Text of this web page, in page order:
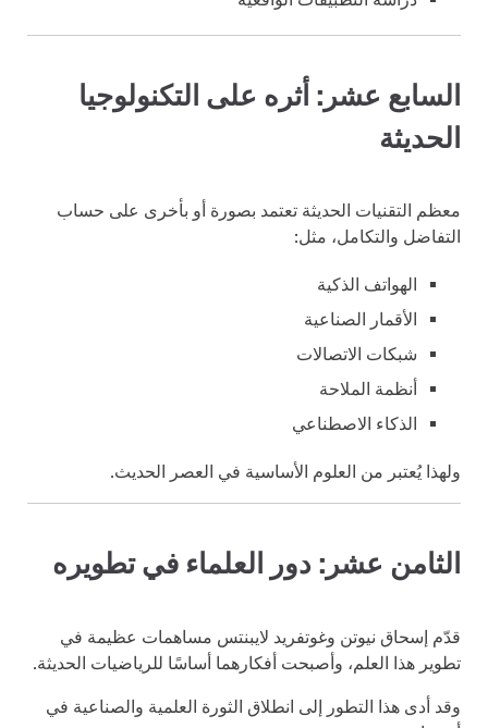
السابع عشر: أثره على التكنولوجيا
الحديثة
معظم التقنيات الحديثة تعتمد بصورة أو بأخرى على حساب
التفاضل والتكامل، مثل:
الهواتف الذكية
الأقمار الصناعية
شبكات الاتصالات
أنظمة الملاحة
الذكاء الاصطناعي
ولهذا يُعتبر من العلوم الأساسية في العصر الحديث.
الثامن عشر: دور العلماء في تطويره
قدّم إسحاق نيوتن وغوتفريد لايبنتس مساهمات عظيمة في
تطوير هذا العلم، وأصبحت أفكارهما أساسًا للرياضيات الحديثة.
وقد أدى هذا التطور إلى انطلاق الثورة العلمية والصناعية في